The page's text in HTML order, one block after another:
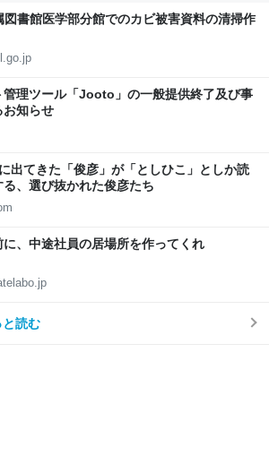
図書館医学部分館でのカビ被害資料の清掃作
管理ツール「Jooto」の一般提供終了及び事
お知らせ
出てきた「俊彦」が「としひこ」としか読
、選び抜かれた俊彦たち
に、中途社員の居場所を作ってくれ
読む